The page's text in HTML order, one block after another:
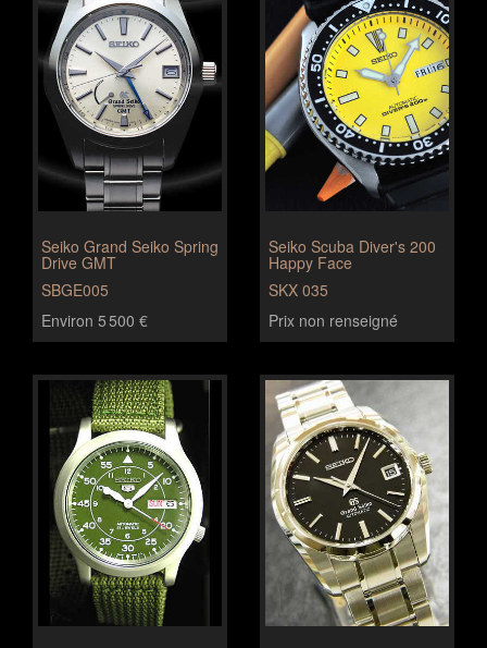
Seiko Grand Seiko Spring
Drive GMT
SBGE005
Environ 5 500 €
Seiko Scuba Diver's 200
Happy Face
SKX 035
Prix non renseigné